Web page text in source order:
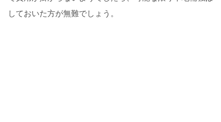
しておいた方が無難でしょう。